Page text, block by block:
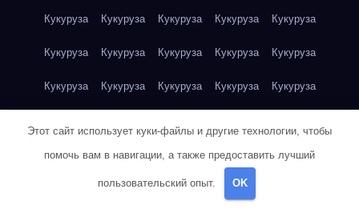
Кукуруза Кукуруза Кукуруза Кукуруза Кукуруза
Кукуруза Кукуруза Кукуруза Кукуруза Кукуруза
Кукуруза Кукуруза Кукуруза Кукуруза Кукуруза
Куриная грудка Куриная грудка Куриная грудка
Куриная грудка Куриная грудка Куриная грудка
Этот сайт использует куки-файлы и другие технологии, чтобы
помочь вам в навигации, а также предоставить лучший
пользовательский опыт. OK